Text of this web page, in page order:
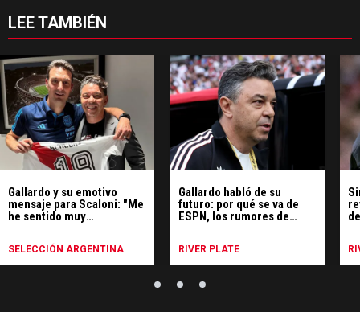
LEE TAMBIÉN
Gallardo y su emotivo
mensaje para Scaloni: "Me
he sentido muy
SELECCIÓN ARGENTINA
Gallardo habló de su
futuro: por qué se va de
ESPN, los rumores de
RIVER PLATE